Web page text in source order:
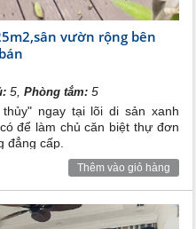
vườn rộng bên
5,Phòng tắm: 5
ngay tại lõi di sản xanh
để làm chủ căn biệt thự đơn
đẳng cấp.
Thêm vào giỏ hàng